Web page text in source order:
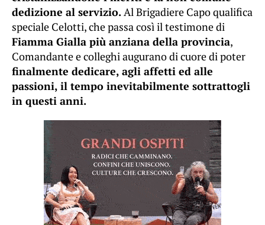
dedizione al servizio.Al Brigadiere Capo qualifica
speciale Celotti, che passa così il testimone di
Fiamma Gialla più anziana della provincia,
Comandante e colleghi augurano di cuore di poter
finalmente dedicare, agli affetti ed alle
passioni, il tempo inevitabilmente sottrattogli
in questi anni.